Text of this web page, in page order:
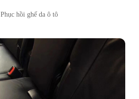
Phục hồi ghế da ô tô